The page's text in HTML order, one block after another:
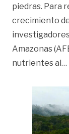
piedras. Para
crecimiento
Amazonas
nutrientes al…